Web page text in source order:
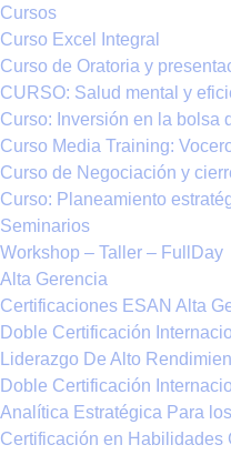
Cursos
Curso Excel Integral
Curso de Oratoria y
CURSO: Salud mental y
Curso: Inversión en la bolsa
Curso Media Training:
Curso de Negociación y
Curso: Planeamiento
Seminarios
Workshop – Taller – FullDay
Alta Gerencia
Certificaciones ESAN Alta
Doble Certificación
Liderazgo De Alto
Doble Certificación
Analítica Estratégica Para
Certificación en Habilidades